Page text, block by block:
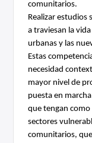
comunitarios.
Realizar estudios
a traviesan la
urbanas y las
Estas
necesidad
mayor nivel de
puesta en
que tengan
sectores
comunitarios,